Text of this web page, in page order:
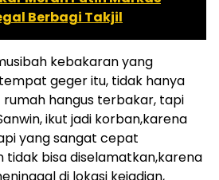
Berbagi Takjil
kebakaran yang
geger itu, tidak hanya
rumah hangus terbakar, tapi
ikut jadi korban,karena
yang sangat cepat
tidak bisa diselamatkan,karena
di lokasi kejadian,